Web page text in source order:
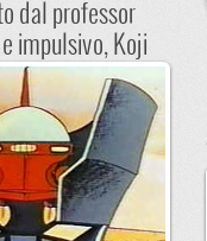
dal professor
impulsivo, Koji